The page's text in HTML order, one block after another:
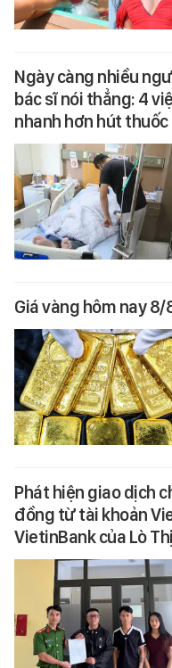
Ngày càng nhiều
bác sĩ nói thẳng: 4
nhanh hơn hút thuốc
Giá vàng hôm nay
Phát hiện giao dịch
đồng từ tài khoản
VietinBank của Lò